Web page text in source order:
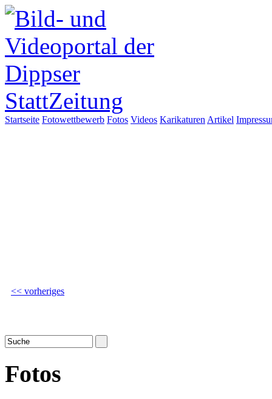
Startseite Fotowettbewerb Fotos Videos Karikaturen Artikel
<< vorheriges
Fotos